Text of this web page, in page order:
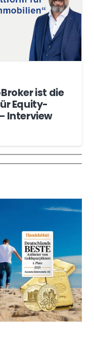
ist die
Equity-
Interview